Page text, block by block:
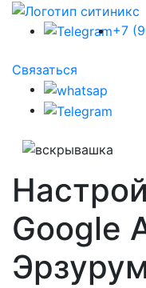
+7
Связаться
Google